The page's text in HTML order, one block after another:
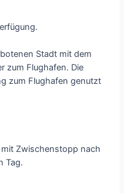
Stadt mit dem
zum Flughafen. Die
zum Flughafen genutzt
Zwischenstopp nach
Tag.